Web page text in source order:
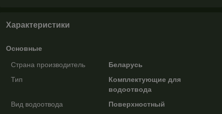
Характеристики
Основные
Страна производитель
Беларусь
Тип
Комплектующие для
водоотвода
Вид водоотвода
Поверхностный